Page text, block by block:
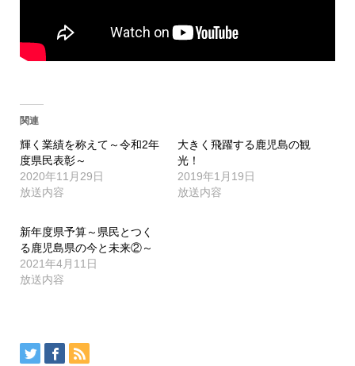
関連
輝く業績を称えて～令和2年
度県民表彰～
2020年11月29日
放送内容
大きく飛躍する鹿児島の観
光！
2019年1月19日
放送内容
新年度県予算～県民とつく
る鹿児島県の今と未来②～
2021年4月11日
放送内容